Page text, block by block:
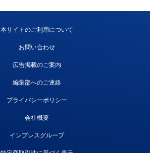
本サイトのご利用について
お問い合わせ
広告掲載のご案内
編集部へのご連絡
プライバシーポリシー
会社概要
インプレスグループ